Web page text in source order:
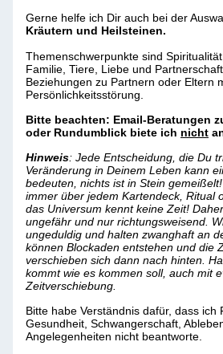
Gerne helfe ich Dir auch bei der
Kräutern und Heilsteinen.
Themenschwerpunkte sind
Familie, Tiere, Liebe und
Beziehungen zu Partnern oder Eltern
Persönlichkeitsstörung.
Bitte beachten: Email-Beratungen
oder Rundumblick biete ich nicht
Hinweis: Jede Entscheidung, die Du
Veränderung in Deinem Leben kann
bedeuten, nichts ist in Stein
immer über jedem Kartendeck, Ritual
das Universum kennt keine Zeit!
ungefähr und nur richtungsweisend.
ungeduldig und halten zwanghaft an
können Blockaden entstehen und die
verschieben sich dann nach hinten.
kommt wie es kommen soll, auch mit
Zeitverschiebung.
Bitte habe Verständnis dafür, dass ich
Gesundheit, Schwangerschaft,
Angelegenheiten nicht beantworte.